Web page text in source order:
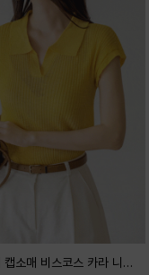
단작 골지 캡소매 비스코스 카라 니트_62KN2562